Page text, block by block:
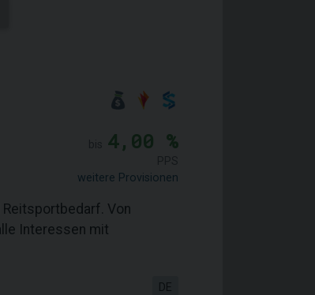
4,00 %
weitere Provisionen
Von
Interessen mit
DE